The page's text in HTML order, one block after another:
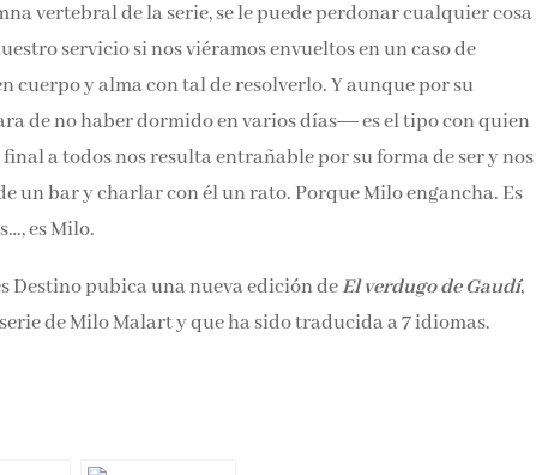
vertebral de la serie, se le puede perdonar cualquier cosa
servicio si nos viéramos envueltos en un caso de
cuerpo y alma con tal de resolverlo. Y aunque por su
de no haber dormido en varios días― es el tipo con quien
a todos nos resulta entrañable por su forma de ser y nos
un bar y charlar con él un rato. Porque Milo engancha. Es
es Milo.
Destino pubica una nueva edición deEl verdugo de Gaudí,
de Milo Malart y que ha sido traducida a 7 idiomas.